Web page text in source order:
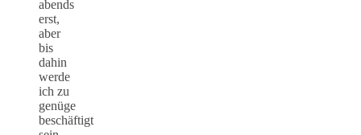
abends
erst,
aber
bis
dahin
werde
ich zu
genüge
beschäftigt